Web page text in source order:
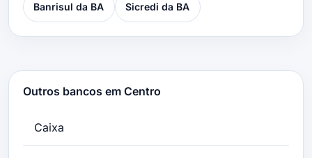
Banrisul da BA Sicredi da BA
Outros bancos em Centro
Caixa